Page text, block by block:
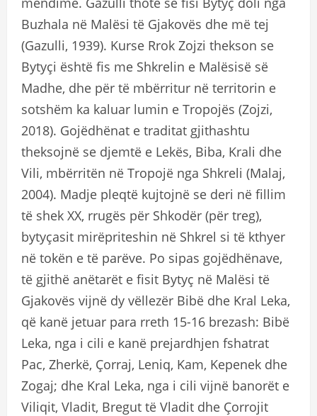
Buzhala në Malësi të Gjakovës dhe më tej
(Gazulli, 1939). Kurse Rrok Zojzi thekson se
Bytyçi është fis me Shkrelin e Malësisë së
Madhe, dhe për të mbërritur në territorin e
sotshëm ka kaluar lumin e Tropojës (Zojzi,
2018). Gojëdhënat e traditat gjithashtu
theksojnë se djemtë e Lekës, Biba, Krali dhe
Vili, mbërritën në Tropojë nga Shkreli (Malaj,
2004). Madje pleqtë kujtojnë se deri në fillim
të shek XX, rrugës për Shkodër (për treg),
bytyçasit mirëpriteshin në Shkrel si të kthyer
në tokën e të parëve. Po sipas gojëdhënave,
të gjithë anëtarët e fisit Bytyç në Malësi të
Gjakovës vijnë dy vëllezër Bibë dhe Kral Leka,
që kanë jetuar para rreth 15-16 brezash: Bibë
Leka, nga i cili e kanë prejardhjen fshatrat
Pac, Zherkë, Çorraj, Leniq, Kam, Kepenek dhe
Zogaj; dhe Kral Leka, nga i cili vijnë banorët e
Viliqit, Vladit, Bregut të Vladit dhe Çorrojit